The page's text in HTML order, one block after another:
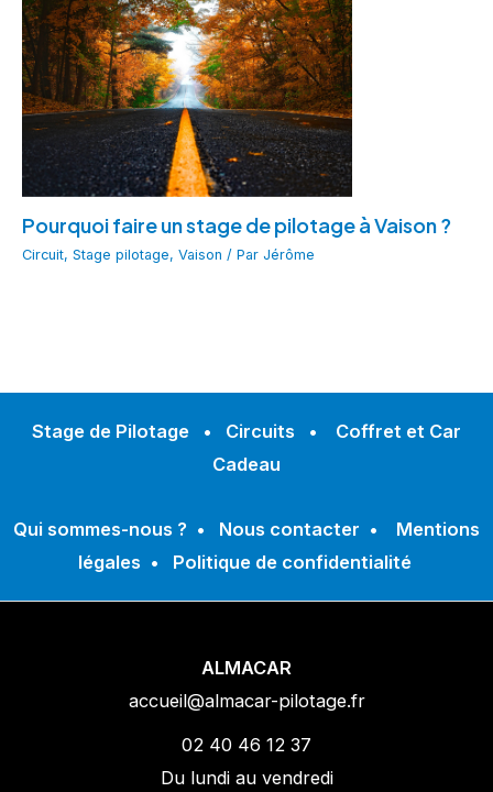
Pourquoi faire un stage de pilotage à Vaison ?
Circuit, Stage pilotage, Vaison / Par Jérôme
Stage de Pilotage • Circuits • Coffret et Car
Cadeau
Qui sommes-nous ? • Nous contacter • Mentions
légales • Politique de confidentialité
ALMACAR
accueil@almacar-pilotage.fr
02 40 46 12 37
Du lundi au vendredi